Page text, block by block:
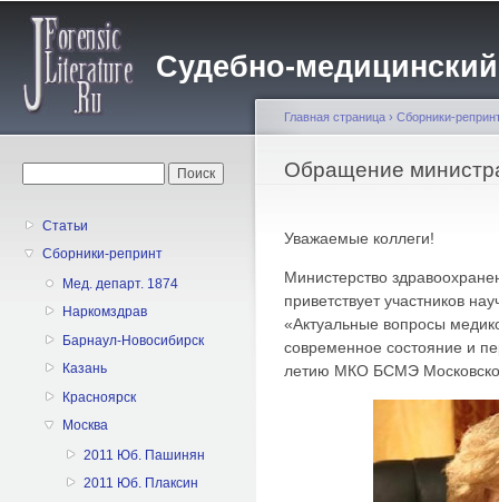
Судебно-
Статьи
Сборники-репринт
Мед. департ. 1874
Наркомздрав
Барнаул-Новосибирск
Казань
Красноярск
Москва
2011 Юб. Пашинян
2011 Юб. Плаксин
Вы здесь
Главная страница › Сборники-
Обращение
Уважаемые коллеги!
Министерство
приветствует участников
«Актуальные вопросы
современное состояние и
летию МКО БСМЭ